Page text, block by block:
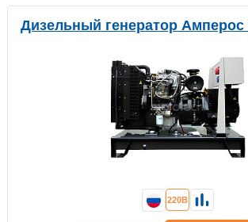
Дизельный генератор
220В